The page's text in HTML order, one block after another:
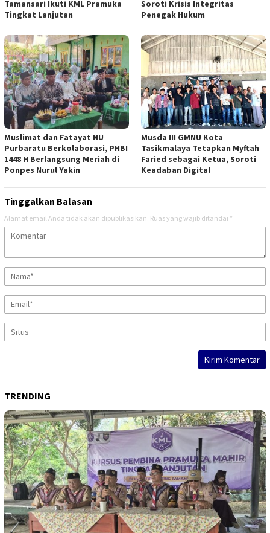
Tamansari Ikuti KML Pramuka
Tingkat Lanjutan
Soroti Krisis Integritas
Penegak Hukum
Muslimat dan Fatayat NU
Purbaratu Berkolaborasi, PHBI
1448 H Berlangsung Meriah di
Ponpes Nurul Yakin
Musda III GMNU Kota
Tasikmalaya Tetapkan Myftah
Faried sebagai Ketua, Soroti
Keadaban Digital
Tinggalkan Balasan
Alamat email Anda tidak akan dipublikasikan. Ruas yang wajib ditandai *
TRENDING